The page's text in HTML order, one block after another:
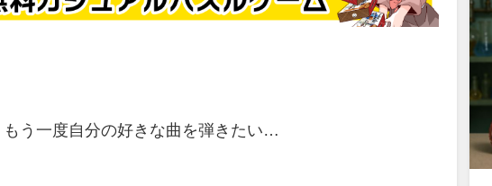
う一度自分の好きな曲を弾きたい…